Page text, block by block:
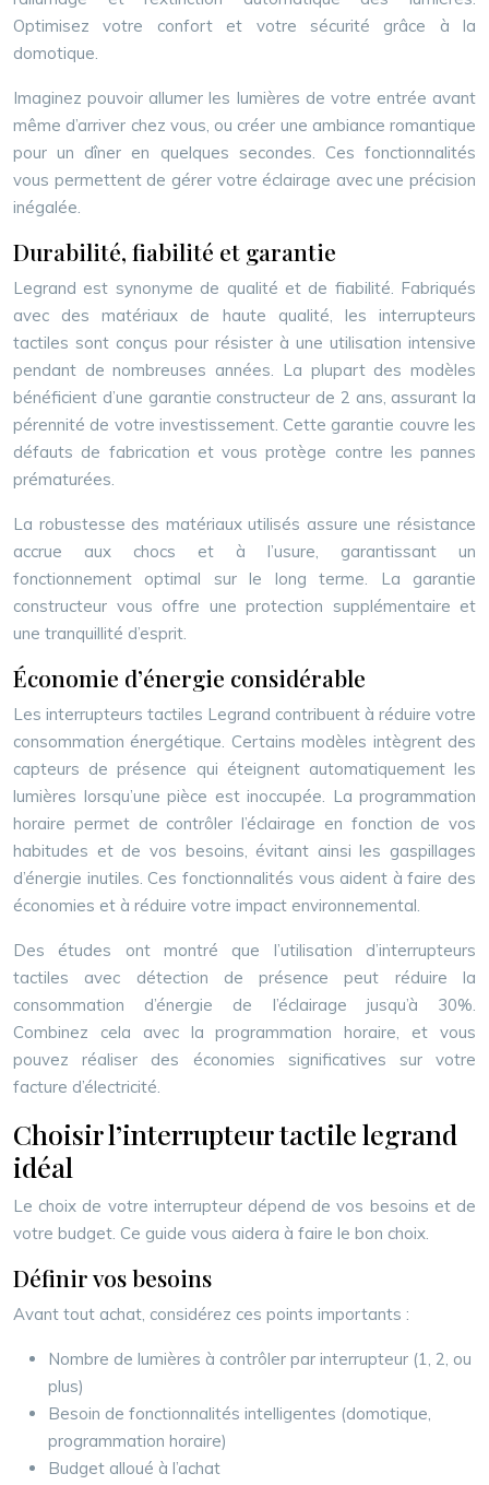
Optimisez votre confort et votre sécurité grâce à la
domotique.
Imaginez pouvoir allumer les lumières de votre entrée avant
même d’arriver chez vous, ou créer une ambiance romantique
pour un dîner en quelques secondes. Ces fonctionnalités
vous permettent de gérer votre éclairage avec une précision
inégalée.
Durabilité, fiabilité et garantie
Legrand est synonyme de qualité et de fiabilité. Fabriqués
avec des matériaux de haute qualité, les interrupteurs
tactiles sont conçus pour résister à une utilisation intensive
pendant de nombreuses années. La plupart des modèles
bénéficient d’une garantie constructeur de 2 ans, assurant la
pérennité de votre investissement. Cette garantie couvre les
défauts de fabrication et vous protège contre les pannes
prématurées.
La robustesse des matériaux utilisés assure une résistance
accrue aux chocs et à l’usure, garantissant un
fonctionnement optimal sur le long terme. La garantie
constructeur vous offre une protection supplémentaire et
une tranquillité d’esprit.
Économie d’énergie considérable
Les interrupteurs tactiles Legrand contribuent à réduire votre
consommation énergétique. Certains modèles intègrent des
capteurs de présence qui éteignent automatiquement les
lumières lorsqu’une pièce est inoccupée. La programmation
horaire permet de contrôler l’éclairage en fonction de vos
habitudes et de vos besoins, évitant ainsi les gaspillages
d’énergie inutiles. Ces fonctionnalités vous aident à faire des
économies et à réduire votre impact environnemental.
Des études ont montré que l’utilisation d’interrupteurs
tactiles avec détection de présence peut réduire la
consommation d’énergie de l’éclairage jusqu’à 30%.
Combinez cela avec la programmation horaire, et vous
pouvez réaliser des économies significatives sur votre
facture d’électricité.
Choisir l’interrupteur tactile legrand
idéal
Le choix de votre interrupteur dépend de vos besoins et de
votre budget. Ce guide vous aidera à faire le bon choix.
Définir vos besoins
Avant tout achat, considérez ces points importants :
Nombre de lumières à contrôler par interrupteur (1, 2, ou
plus)
Besoin de fonctionnalités intelligentes (domotique,
programmation horaire)
Budget alloué à l’achat